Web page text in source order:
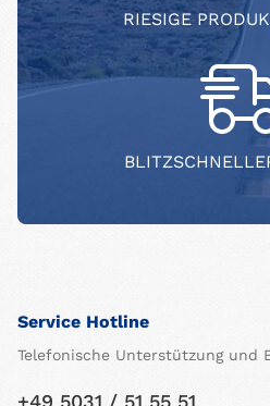
RIESIGE
Service Hotline
Telefonische Unterstützung und